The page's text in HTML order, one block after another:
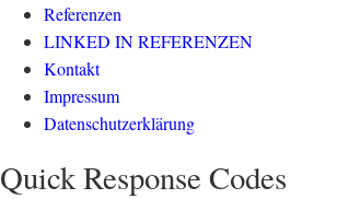
Referenzen
LINKED IN REFERENZEN
Kontakt
Impressum
Datenschutzerklärung
Quick Response Codes